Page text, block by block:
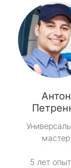
Антон
мастер
5 лет